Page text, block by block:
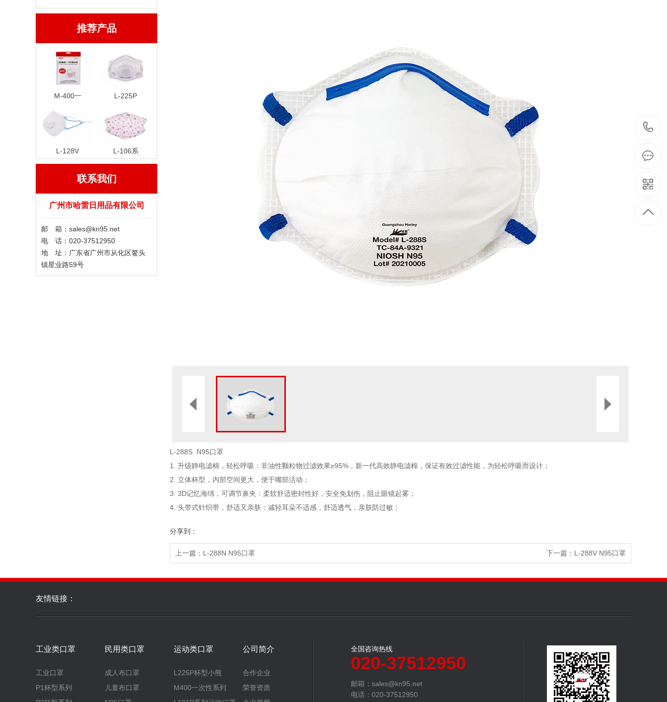
推荐产品
M-400一 L-225P
L-128V L-106系
联系我们
广州市哈雷日用品有限公司
邮 箱：sales@kn95.net
电 话：020-37512950
地 址：广东省广州市从化区鳌头
镇星业路59号
L-288S N95口罩
1. 升级静电滤棉，轻松呼吸：非油性颗粒物过滤效果≥95%，新一代高效静电滤棉，保证有效过滤性能，为轻松呼吸而设计；
2. 立体杯型，内部空间更大，便于嘴部活动；
3. 3D记忆海绵，可调节鼻夹：柔软舒适密封性好，安全免划伤，阻止眼镜起雾；
4. 头带式针织带，舒适又亲肤：减轻耳朵不适感，舒适透气，亲肤防过敏；
分享到：
上一篇：L-288N N95口罩 下一篇：L-288V N95口罩
友情链接：
工业类口罩
工业口罩
P1杯型系列
民用类口罩
成人布口罩
儿童布口罩
运动类口罩
L225P杯型小熊
M400一次性系列
公司简介
合作企业
荣誉资质
全国咨询热线
020-37512950
邮箱：sales@kn95.net
电话：020-37512950